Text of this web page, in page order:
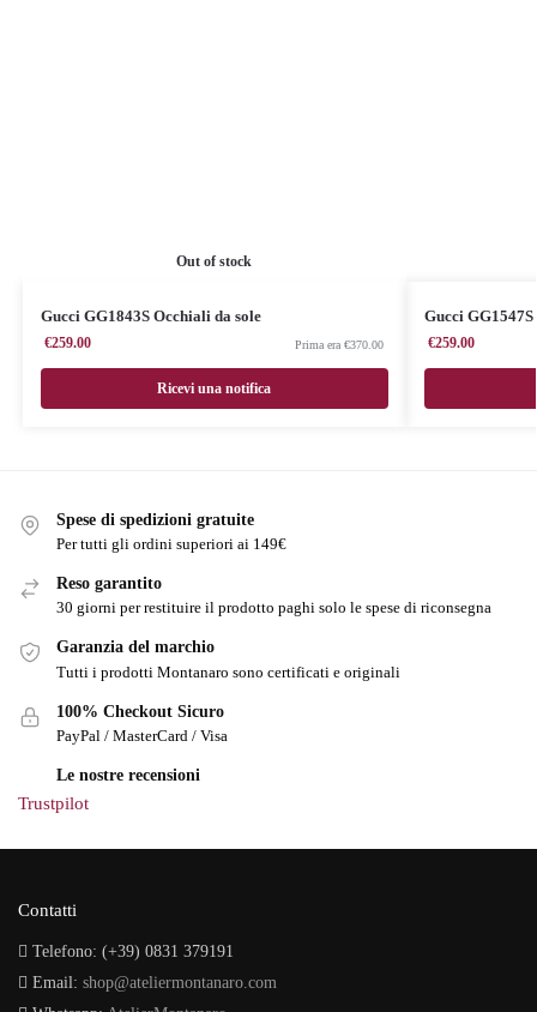
Out of stock
Gucci GG1843S Occhiali da sole
€370.00
€259.00
Ricevi una notifica
Gucci
€259.00
Spese di spedizioni gratuite
Per tutti gli ordini superiori ai 149€
Reso garantito
30 giorni per restituire il prodotto paghi solo le spese di riconsegna
Garanzia del marchio
Tutti i prodotti Montanaro sono certificati e originali
100% Checkout Sicuro
PayPal / MasterCard / Visa
Le nostre recensioni
Trustpilot
Contatti
Telefono: (+39) 0831 379191
Email: shop@ateliermontanaro.com